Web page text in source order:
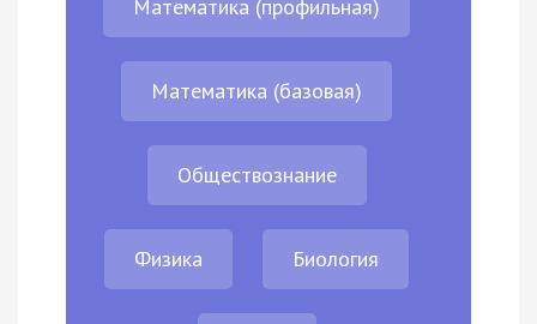
Математика (профильная)
Математика (базовая)
Обществознание
Физика Биология